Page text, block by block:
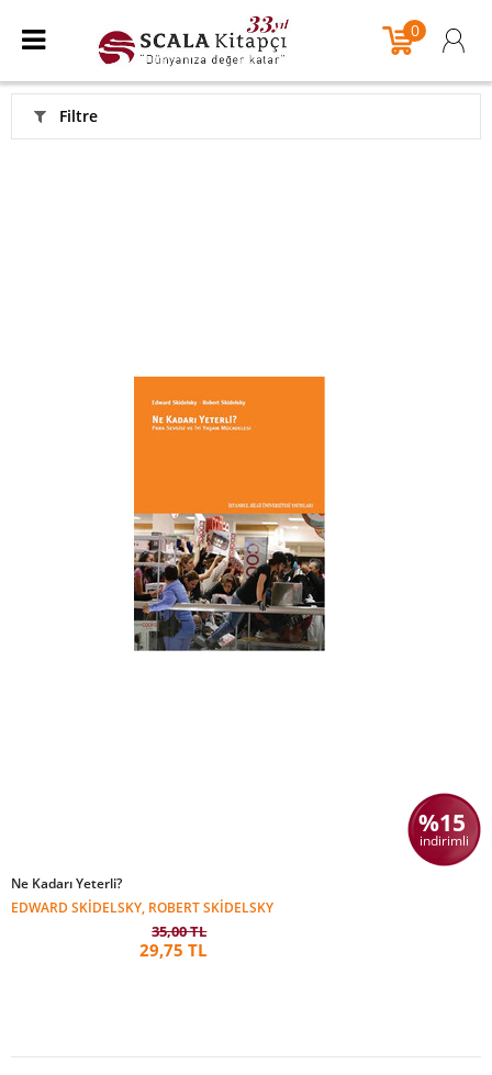
0
Filtre
%15
indirimli
Ne Kadarı Yeterli?
EDWARD SKIDELSKY, ROBERT SKIDELSKY
35,00 TL
29,75 TL